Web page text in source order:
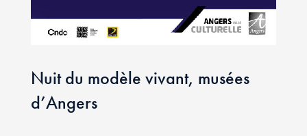
Nuit du modèle vivant, musées
d’Angers